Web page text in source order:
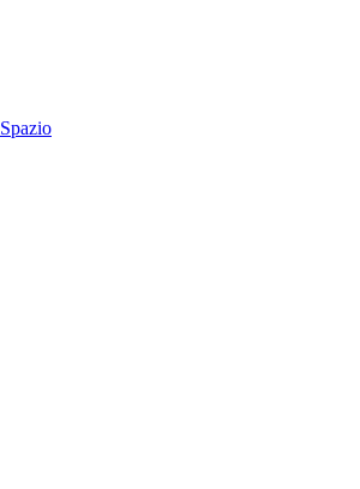
Spazio